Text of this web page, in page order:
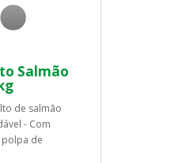
Salmão
de salmão
- Com
de